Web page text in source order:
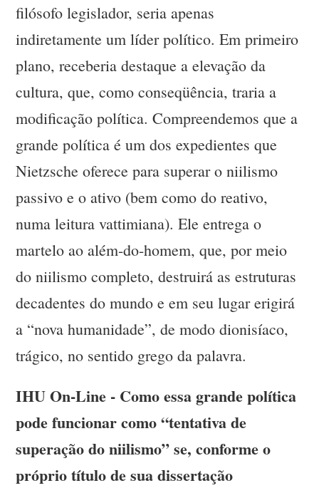
filósofo legislador, seria apenas
indiretamente um líder político. Em primeiro
plano, receberia destaque a elevação da
cultura, que, como conseqüência, traria a
modificação política. Compreendemos que a
grande política é um dos expedientes que
Nietzsche oferece para superar o niilismo
passivo e o ativo (bem como do reativo,
numa leitura vattimiana). Ele entrega o
martelo ao além-do-homem, que, por meio
do niilismo completo, destruirá as estruturas
decadentes do mundo e em seu lugar erigirá
a “nova humanidade”, de modo dionisíaco,
trágico, no sentido grego da palavra.
IHU On-Line - Como essa grande política
pode funcionar como “tentativa de
superação do niilismo” se, conforme o
próprio título de sua dissertação